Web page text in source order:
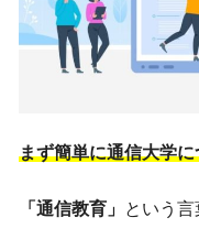
まず簡単に通信大学
「通信教育」 という